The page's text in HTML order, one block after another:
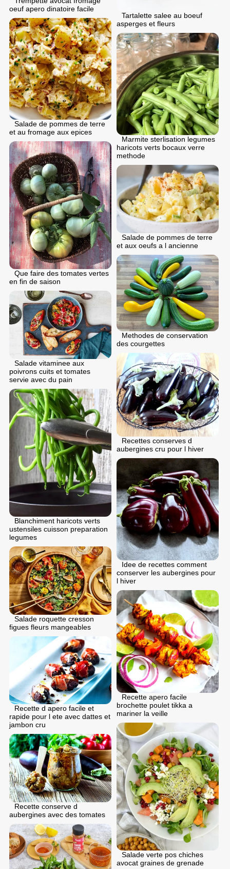
Tartalette salee au boeuf
asperges et fleurs
oeuf apero dinatoire facile
Salade de pommes de terre
et au fromage aux epices
Marmite sterlisation legumes
haricots verts bocaux verre
methode
Que faire des tomates vertes
en fin de saison
Salade de pommes de terre
et aux oeufs a l ancienne
Methodes de conservation
des courgettes
Salade vitaminee aux
poivrons cuits et tomates
servie avec du pain
Recettes conserves d
aubergines cru pour l hiver
Blanchiment haricots verts
ustensiles cuisson preparation
legumes
Idee de recettes comment
conserver les aubergines pour
l hiver
Salade roquette cresson
figues fleurs mangeables
Recette apero facile
brochette poulet tikka a
mariner la veille
Recette d apero facile et
rapide pour l ete avec dattes et
jambon cru
Salade verte pos chiches
avocat graines de grenade
Recette conserve d
aubergines avec des tomates